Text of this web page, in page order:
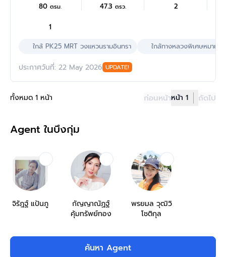
80 ตรม. 47.3 ตรว. 2
1
ใกล้ PK25 MRT วงแหวนรามอินทรา
ใกล้ทางหลวงพิเศษหมายเ
ประกาศวันที่: 22 May 2026 UPDATE!
ทั้งหมด 1 หน้า ก่อนหน้าหน้า 1 ถัดไป
Agent ในบึงกุ่ม
จิรัฎฐ์ แป้นภู
กัญญาณัฏฐ์
คุ้มทรัพย์ทอง
พรยมล วุฒิวิ
โชติกุล
ค้นหา Agent